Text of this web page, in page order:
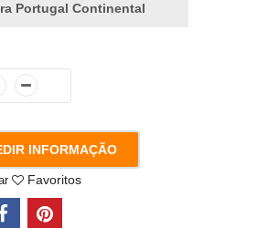
Portugal Continental
INFORMAÇÃO
Favoritos